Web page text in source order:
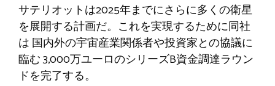
サテリオットは2025年までにさらに多くの衛星
を展開する計画だ。これを実現するために同社
は 国内外の宇宙産業関係者や投資家との協議に
臨む3,000万ユーロのシリーズB資金調達ラウン
ドを完了する。